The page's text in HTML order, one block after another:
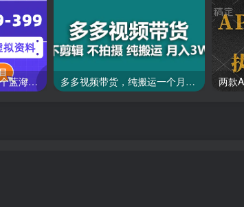
一单收益19.9-399，一个蓝海冷门项目，在小红书上卖人事虚拟资料 多多视频带货，纯搬运一个月搞了5w佣金，小白也能操作